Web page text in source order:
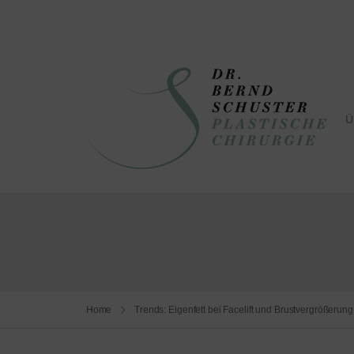
Home Trends: Eigenfett bei Facelift und